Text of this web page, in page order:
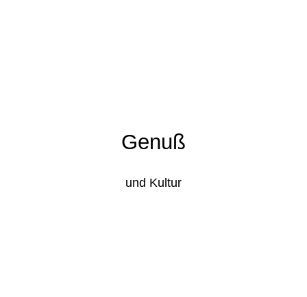
Genuß
und Kultur